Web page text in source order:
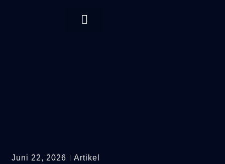
Juni 22, 2026 Artikel